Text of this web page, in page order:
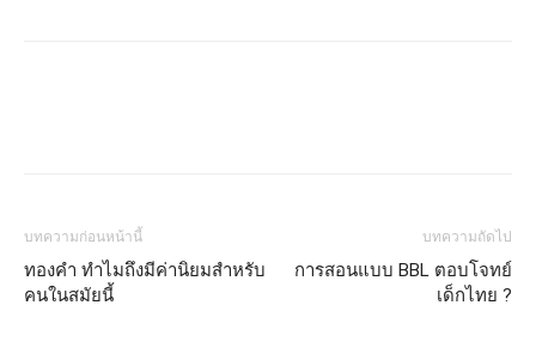
บทความก่อนหน้านี้
ทองคำ ทำไมถึงมีค่านิยมสำหรับ
คนในสมัยนี้
บทความถัดไป
การสอนแบบ BBL ตอบโจทย์
เด็กไทย ?